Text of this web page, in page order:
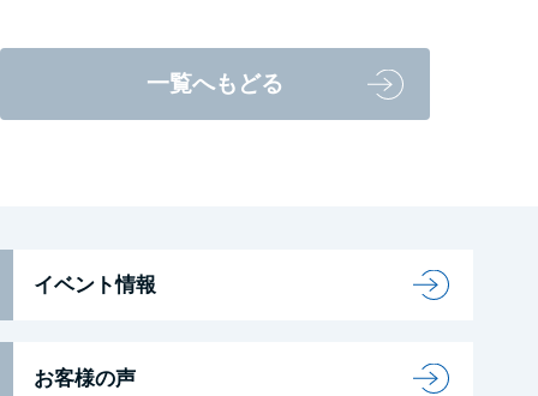
一覧へもどる
イベント情報
お客様の声